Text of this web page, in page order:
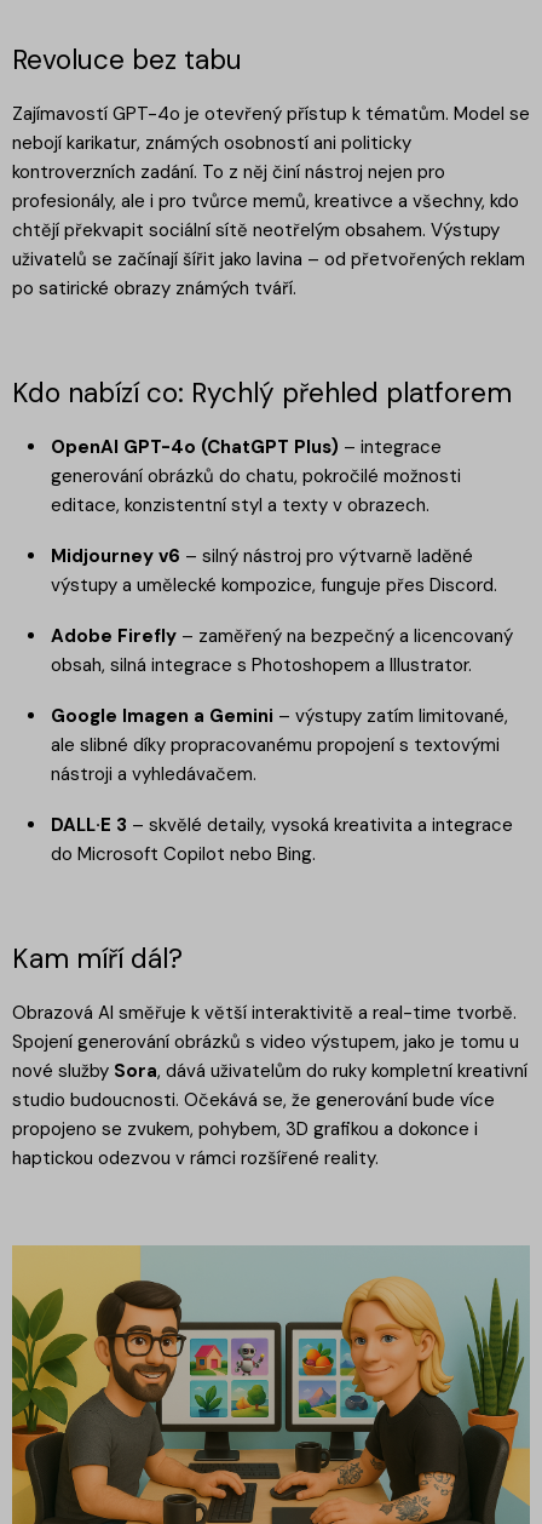
Revoluce bez tabu
Zajímavostí GPT-4o je otevřený přístup k tématům. Model se
nebojí karikatur, známých osobností ani politicky
kontroverzních zadání. To z něj činí nástroj nejen pro
profesionály, ale i pro tvůrce memů, kreativce a všechny, kdo
chtějí překvapit sociální sítě neotřelým obsahem. Výstupy
uživatelů se začínají šířit jako lavina – od přetvořených reklam
po satirické obrazy známých tváří.
Kdo nabízí co: Rychlý přehled platforem
OpenAI GPT-4o (ChatGPT Plus) – integrace
generování obrázků do chatu, pokročilé možnosti
editace, konzistentní styl a texty v obrazech.
Midjourney v6 – silný nástroj pro výtvarně laděné
výstupy a umělecké kompozice, funguje přes Discord.
Adobe Firefly – zaměřený na bezpečný a licencovaný
obsah, silná integrace s Photoshopem a Illustrator.
Google Imagen a Gemini – výstupy zatím limitované,
ale slibné díky propracovanému propojení s textovými
nástroji a vyhledávačem.
DALL·E 3 – skvělé detaily, vysoká kreativita a integrace
do Microsoft Copilot nebo Bing.
Kam míří dál?
Obrazová AI směřuje k větší interaktivitě a real-time tvorbě.
Spojení generování obrázků s video výstupem, jako je tomu u
nové služby Sora, dává uživatelům do ruky kompletní kreativní
studio budoucnosti. Očekává se, že generování bude více
propojeno se zvukem, pohybem, 3D grafikou a dokonce i
haptickou odezvou v rámci rozšířené reality.